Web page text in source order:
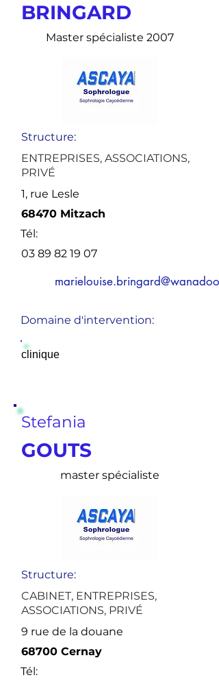
BRINGARD
Master spécialiste 2007
Structure:
ENTREPRISES, ASSOCIATIONS,
PRIVÉ
1, rue Lesle
68470 Mitzach
Tél:
03 89 82 19 07
Domaine d'intervention:
clinique
Stefania
GOUTS
master spécialiste
Structure:
CABINET, ENTREPRISES,
ASSOCIATIONS, PRIVÉ
9 rue de la douane
68700 Cernay
Tél: